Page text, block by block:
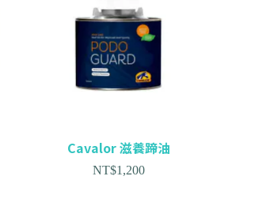
Cavalor 滋養蹄油
NT$1,200